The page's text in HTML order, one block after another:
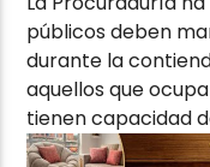
públicos deben
durante la
aquellos que
tienen capacidad